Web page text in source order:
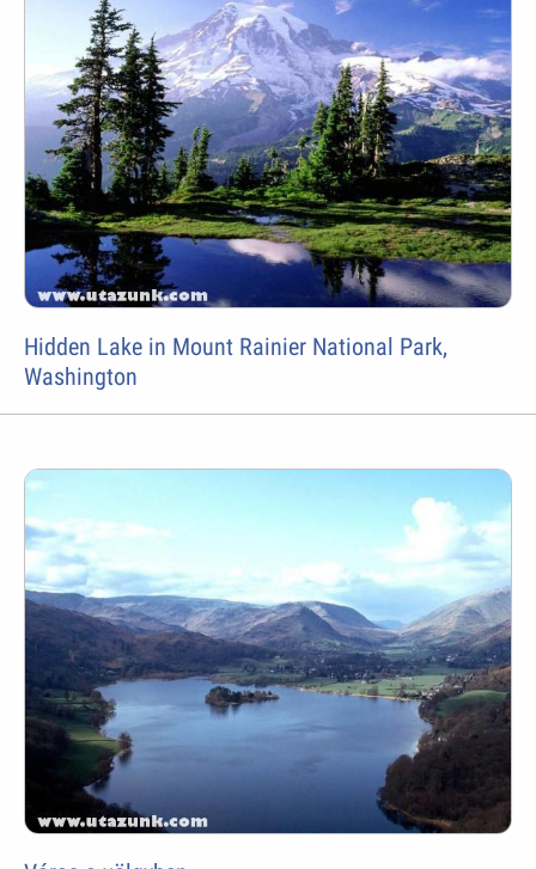
Hidden Lake in Mount Rainier National Park,
Washington